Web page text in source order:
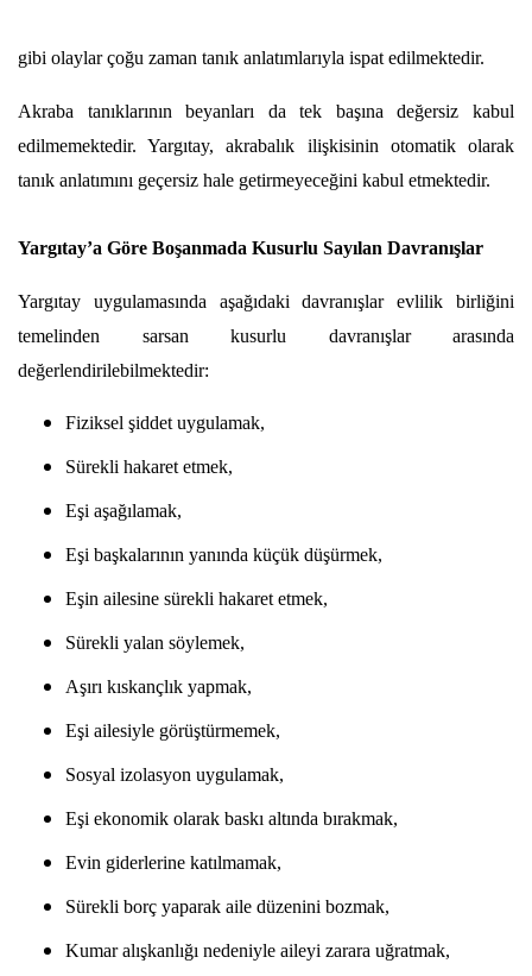
gibi olaylar çoğu zaman tanık anlatımlarıyla ispat edilmektedir.
Akraba tanıklarının beyanları da tek başına değersiz kabul
edilmemektedir. Yargıtay, akrabalık ilişkisinin otomatik olarak
tanık anlatımını geçersiz hale getirmeyeceğini kabul etmektedir.
Yargıtay’a Göre Boşanmada Kusurlu Sayılan Davranışlar
Yargıtay uygulamasında aşağıdaki davranışlar evlilik birliğini
temelinden sarsan kusurlu davranışlar arasında
değerlendirilebilmektedir:
Fiziksel şiddet uygulamak,
Sürekli hakaret etmek,
Eşi aşağılamak,
Eşi başkalarının yanında küçük düşürmek,
Eşin ailesine sürekli hakaret etmek,
Sürekli yalan söylemek,
Aşırı kıskançlık yapmak,
Eşi ailesiyle görüştürmemek,
Sosyal izolasyon uygulamak,
Eşi ekonomik olarak baskı altında bırakmak,
Evin giderlerine katılmamak,
Sürekli borç yaparak aile düzenini bozmak,
Kumar alışkanlığı nedeniyle aileyi zarara uğratmak,